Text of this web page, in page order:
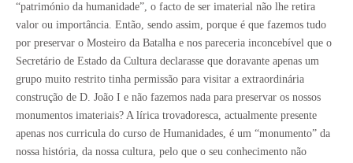
“património da humanidade”, o facto de ser imaterial não lhe retira
valor ou importância. Então, sendo assim, porque é que fazemos tudo
por preservar o Mosteiro da Batalha e nos pareceria inconcebível que o
Secretário de Estado da Cultura declarasse que doravante apenas um
grupo muito restrito tinha permissão para visitar a extraordinária
construção de D. João I e não fazemos nada para preservar os nossos
monumentos imateriais? A lírica trovadoresca, actualmente presente
apenas nos curricula do curso de Humanidades, é um “monumento” da
nossa história, da nossa cultura, pelo que o seu conhecimento não